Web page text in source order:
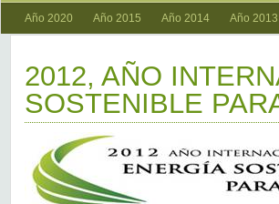
Año 2020 Año 2015 Año 2014 Año 2013
2012, AÑO
SOSTENIBLE